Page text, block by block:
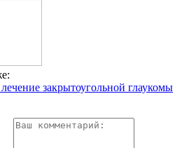
закрытоугольной глаукомы